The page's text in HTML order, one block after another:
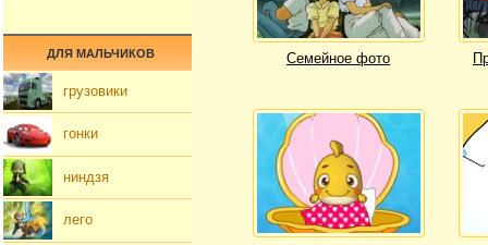
Семейное фото
ДЛЯ МАЛЬЧИКОВ
грузовики
гонки
ниндзя
лего